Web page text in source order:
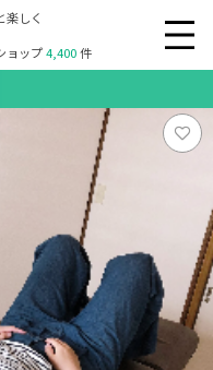
楽しく
ョップ4,400件